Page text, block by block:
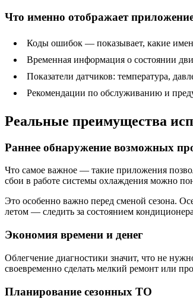
Что именно отображает
Коды ошибок — показывает, какие
Временная информация о состоянии
Показатели датчиков: температура,
Рекомендации по обслуживанию и
Реальные преимущества
Раннее обнаружение возможных
Что самое важное — такие приложения
сбои в работе системы охлаждения можно
Это особенно важно перед сменой сезона.
летом — следить за состоянием
Экономия времени и денег
Облегчение диагностики значит, что не
своевременно сделать мелкий ремонт или
Планирование сезонных ТО